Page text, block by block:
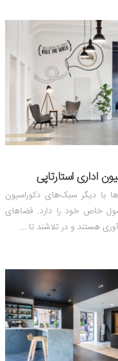
اداری استارتاپی
با دیگر سبک‌های دکوراسیون
خاص خود را دارد. فضاهای
هستند و در تلاشند تا ...